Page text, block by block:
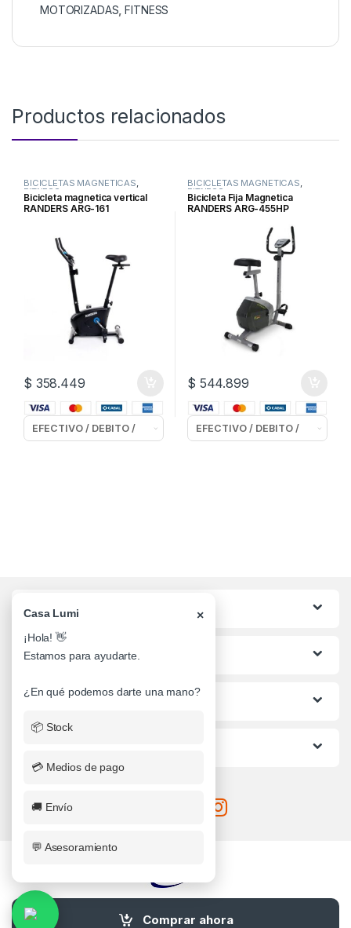
Comprar ahora
MOTORIZADAS ,FITNESS
Productos relacionados
BICICLETAS MAGNETICAS,
FITNESS
Bicicleta magnetica vertical
RANDERS ARG-161
$ 358.449
BICICLETAS MAGNETICAS,
FITNESS
Bicicleta Fija Magnetica
RANDERS ARG-455HP
$ 544.899
Categorias
Lo mas buscado
Informacion al Cliente
¿Alguna Duda? Llamanos
Casa Lumi ×
¡Hola! 👋
Estamos para ayudarte.
¿En qué podemos darte una mano?
📦 Stock
💳 Medios de pago
🚚 Envío
💬 Asesoramiento